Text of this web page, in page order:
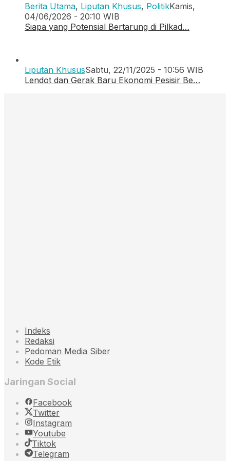
Berita Utama, Liputan Khusus, PolitikKamis,
04/06/2026 - 20:10 WIB
Siapa yang Potensial Bertarung di Pilkad…
Liputan KhususSabtu, 22/11/2025 - 10:56 WIB
Lendot dan Gerak Baru Ekonomi Pesisir Be…
Indeks
Redaksi
Pedoman Media Siber
Kode Etik
Jaringan Social
Facebook
Twitter
Instagram
Youtube
Tiktok
Telegram